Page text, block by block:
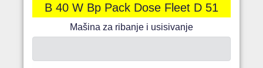
B 40 W Bp Pack Dose Fleet D 51
Mašina za ribanje i usisivanje